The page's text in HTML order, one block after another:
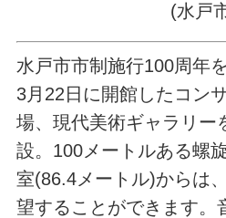
(水戸
水戸市市制施行100周年
3月22日に開館したコン
場、現代美術ギャラリー
設。100メートルある螺
室(86.4メートル)からは
望することができます。